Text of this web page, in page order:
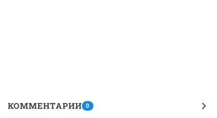
КОММЕНТАРИИ 0